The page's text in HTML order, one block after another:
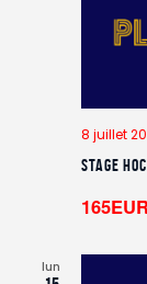
Stage
8 juillet
165EUR
lun